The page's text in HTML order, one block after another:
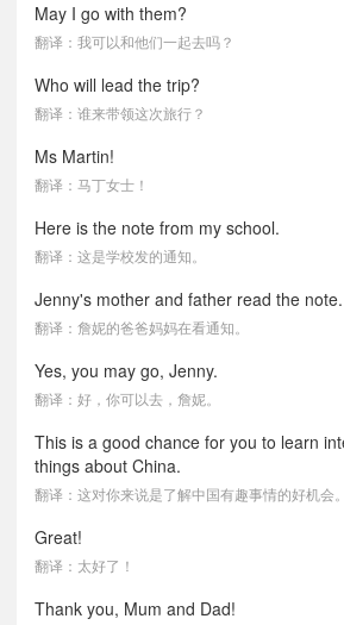
May I go with them?
翻译：我可以和他们一起去吗？
Who will lead the trip?
翻译：谁来带领这次旅行？
Ms Martin!
翻译：马丁女士！
Here is the note from my school.
翻译：这是学校发的通知。
Jenny's mother and father read the note.
翻译：詹妮的爸爸妈妈在看通知。
Yes, you may go, Jenny.
翻译：好，你可以去，詹妮。
This is a good chance for you to learn
things about China.
翻译：这对你来说是了解中国有趣事情的好机会。
Great!
翻译：太好了！
Thank you, Mum and Dad!